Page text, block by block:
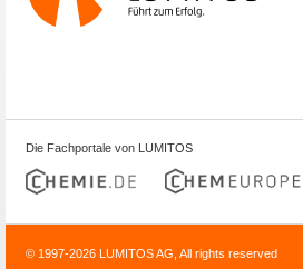
Die Fachportale von LUMITOS
© 1997-2026 LUMITOS AG, All rights reserved